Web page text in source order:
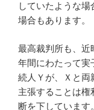
していたような
場合もあります。
最高裁判所も、近
年間にわたって実
続人Ｙが、Ｘと両
主張することは権
断を下していま